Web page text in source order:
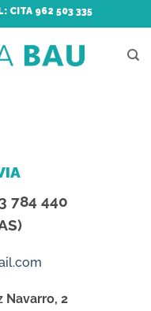
CITA 962 503 335
784 440
2